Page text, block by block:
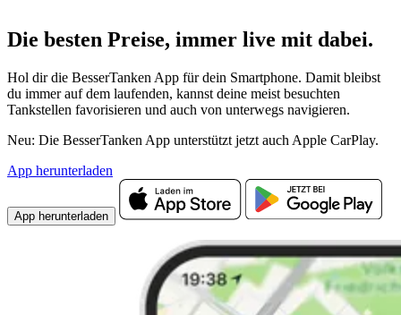
Die besten Preise, immer live mit dabei.
Hol dir die BesserTanken App für dein Smartphone. Damit bleibst
du immer auf dem laufenden, kannst deine meist besuchten
Tankstellen favorisieren und auch von unterwegs navigieren.
Neu: Die BesserTanken App unterstützt jetzt auch Apple CarPlay.
App herunterladen
App herunterladen